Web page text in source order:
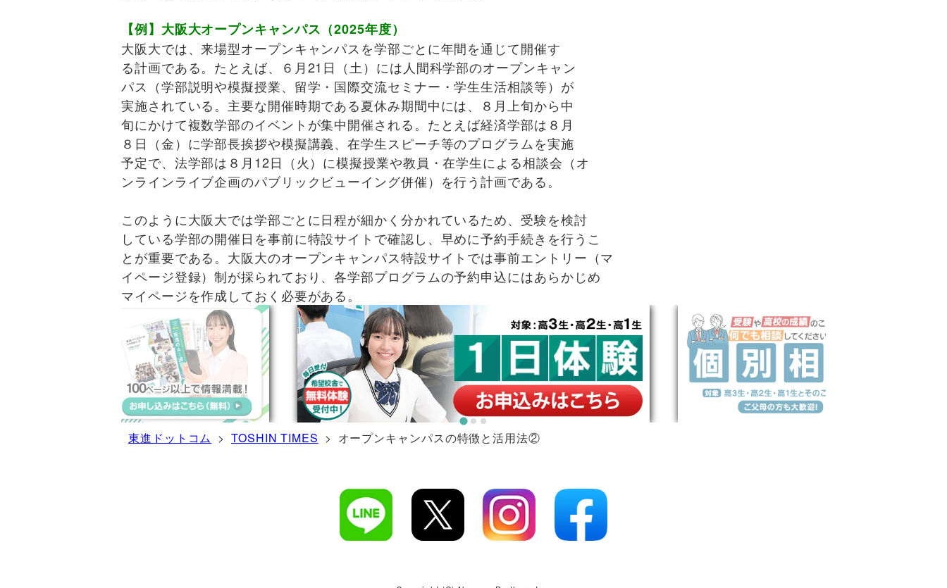
【例】大阪大オープンキャンパス（2025年度）
大阪大では、来場型オープンキャンパスを学部ごとに年間を通じて開催す
る計画である。たとえば、６月21日（土）には人間科学部のオープンキャン
パス（学部説明や模擬授業、留学・国際交流セミナー・学生生活相談等）が
実施されている。主要な開催時期である夏休み期間中には、８月上旬から中
旬にかけて複数学部のイベントが集中開催される。たとえば経済学部は８月
８日（金）に学部長挨拶や模擬講義、在学生スピーチ等のプログラムを実施
予定で、法学部は８月12日（火）に模擬授業や教員・在学生による相談会（オ
ンラインライブ企画のパブリックビューイング併催）を行う計画である。
このように大阪大では学部ごとに日程が細かく分かれているため、受験を検討
している学部の開催日を事前に特設サイトで確認し、早めに予約手続きを行うこ
とが重要である。大阪大のオープンキャンパス特設サイトでは事前エントリー（マ
イページ登録）制が採られており、各学部プログラムの予約申込にはあらかじめ
マイページを作成しておく必要がある。
東進ドットコム >TOSHIN TIMES > オープンキャンパスの特徴と活用法②